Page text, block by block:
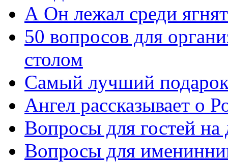
А Он лежал среди ягнят
50 вопросов для
столом
Самый лучший
Ангел рассказывает о
Вопросы для гостей
Вопросы для